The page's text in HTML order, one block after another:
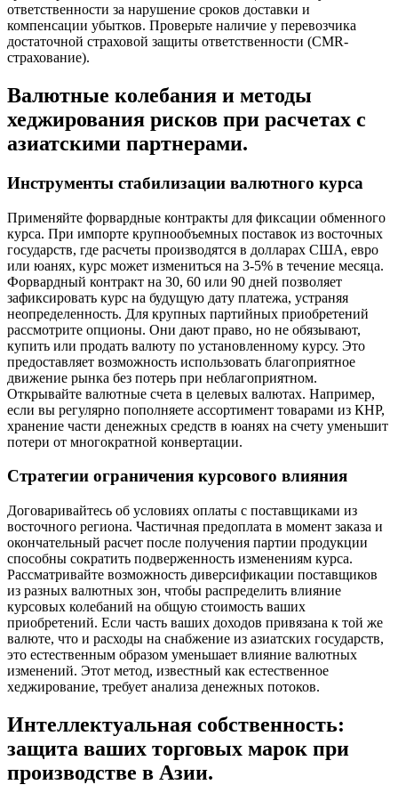
ответственности за нарушение сроков доставки и
компенсации убытков. Проверьте наличие у перевозчика
достаточной страховой защиты ответственности (CMR-
страхование).
Валютные колебания и методы
хеджирования рисков при расчетах с
азиатскими партнерами.
Инструменты стабилизации валютного курса
Применяйте форвардные контракты для фиксации обменного
курса. При импорте крупнообъемных поставок из восточных
государств, где расчеты производятся в долларах США, евро
или юанях, курс может измениться на 3-5% в течение месяца.
Форвардный контракт на 30, 60 или 90 дней позволяет
зафиксировать курс на будущую дату платежа, устраняя
неопределенность. Для крупных партийных приобретений
рассмотрите опционы. Они дают право, но не обязывают,
купить или продать валюту по установленному курсу. Это
предоставляет возможность использовать благоприятное
движение рынка без потерь при неблагоприятном.
Открывайте валютные счета в целевых валютах. Например,
если вы регулярно пополняете ассортимент товарами из КНР,
хранение части денежных средств в юанях на счету уменьшит
потери от многократной конвертации.
Стратегии ограничения курсового влияния
Договаривайтесь об условиях оплаты с поставщиками из
восточного региона. Частичная предоплата в момент заказа и
окончательный расчет после получения партии продукции
способны сократить подверженность изменениям курса.
Рассматривайте возможность диверсификации поставщиков
из разных валютных зон, чтобы распределить влияние
курсовых колебаний на общую стоимость ваших
приобретений. Если часть ваших доходов привязана к той же
валюте, что и расходы на снабжение из азиатских государств,
это естественным образом уменьшает влияние валютных
изменений. Этот метод, известный как естественное
хеджирование, требует анализа денежных потоков.
Интеллектуальная собственность:
защита ваших торговых марок при
производстве в Азии.